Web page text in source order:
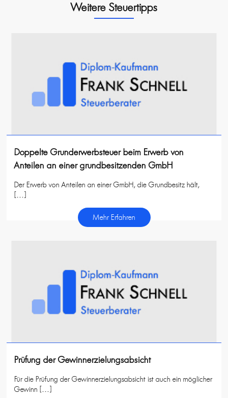
Weitere Steuertipps
Doppelte Grunderwerbsteuer beim Erwerb von
Anteilen an einer grundbesitzenden GmbH
Der Erwerb von Anteilen an einer GmbH, die Grundbesitz hält,
[…]
Mehr Erfahren
Prüfung der Gewinnerzielungsabsicht
Für die Prüfung der Gewinnerzielungsabsicht ist auch ein möglicher
Gewinn […]